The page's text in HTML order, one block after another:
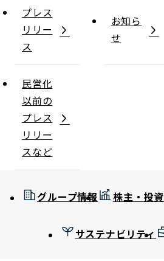
プレス
リリー
ス
お知ら
せ
民営化
以前の
プレス
リリー
スなど
グループ情報 株主・投
サステナビリティ